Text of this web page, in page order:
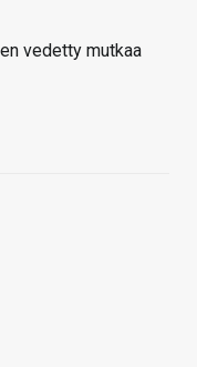
vedetty mutkaa